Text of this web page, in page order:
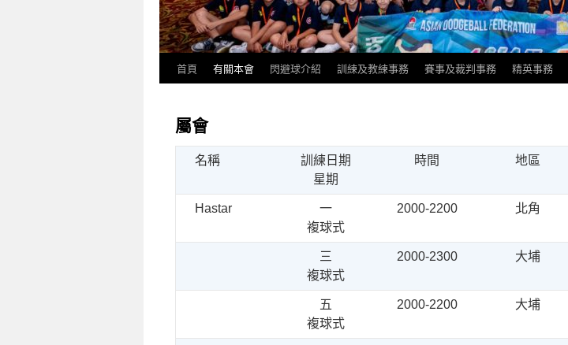
首頁 有關本會 閃避球介紹 訓練及教練事務 賽事及裁判事務 精英事務
屬會
名稱
訓練日期
星期
時間 地區
Hastar
一
複球式
2000-2200 北角
三
複球式
2000-2300 大埔
五
複球式
2000-2200 大埔